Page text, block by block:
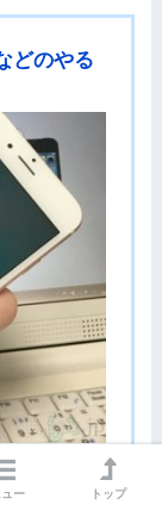
どのやる
ュー トップ